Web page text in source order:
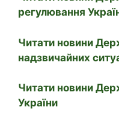
регулювання
Читати новини
надзвичайних
Читати новини
України